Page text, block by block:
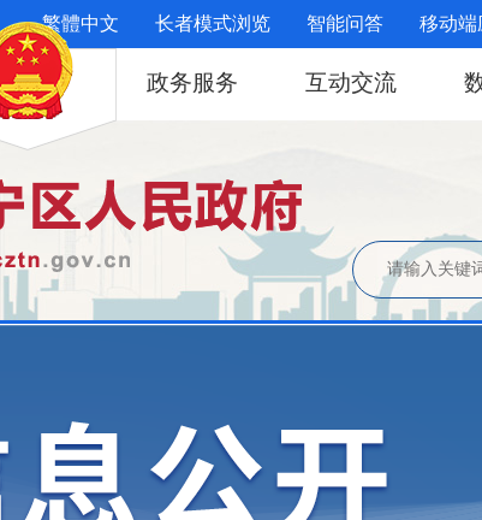
繁體中文 长者模式浏览 智能问答 移动端
政务服务 互动交流